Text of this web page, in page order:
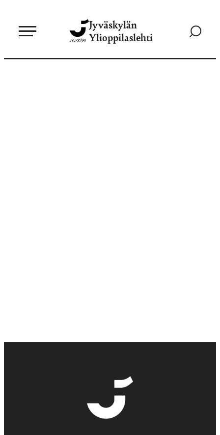
sisältöön
Jyväskylän
Ylioppilaslehti
Siirry